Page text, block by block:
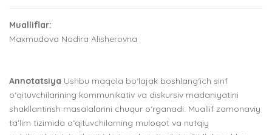
Mualliflar:
Maxmudova Nodira Alisherovna
Annotatsiya Ushbu maqola bo‘lajak boshlang‘ich sinf
o‘qituvchilarining kommunikativ va diskursiv madaniyatini
shakllantirish masalalarini chuqur o‘rganadi. Muallif zamonaviy
ta'lim tizimida o‘qituvchilarning muloqot va nutqiy